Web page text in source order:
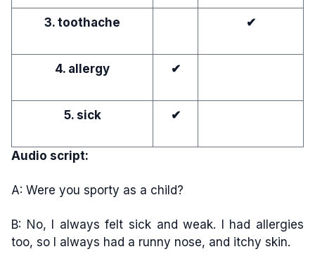
3. toothache ✔
4. allergy ✔
5. sick ✔
Audio script:
A: Were you sporty as a child?
B: No, I always felt sick and weak. I had allergies
too, so I always had a runny nose, and itchy skin.